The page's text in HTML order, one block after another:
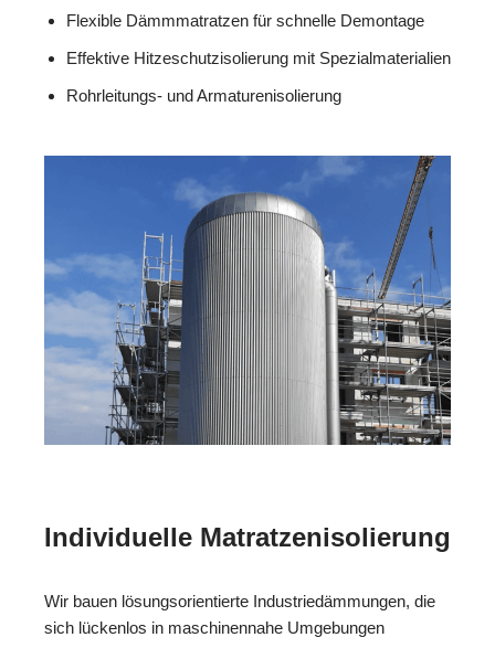
Flexible Dämmmatratzen für schnelle Demontage
Effektive Hitzeschutzisolierung mit Spezialmaterialien
Rohrleitungs- und Armaturenisolierung
Individuelle Matratzenisolierung
Wir bauen lösungsorientierte Industriedämmungen, die
sich lückenlos in maschinennahe Umgebungen